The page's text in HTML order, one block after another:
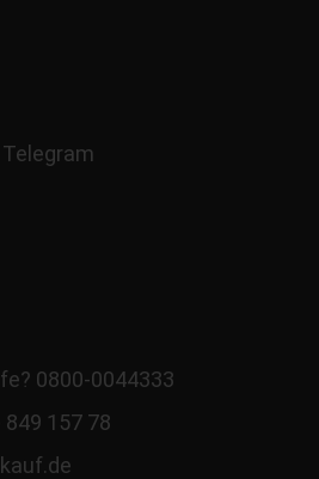
0800-0044333
157 78